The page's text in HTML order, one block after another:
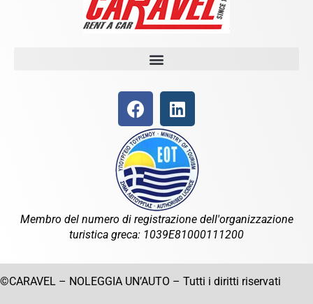
Membro del numero di registrazione dell'organizzazione
turistica greca: 1039E81000111200
©CARAVEL – NOLEGGIA UN’AUTO – Tutti i diritti riservati